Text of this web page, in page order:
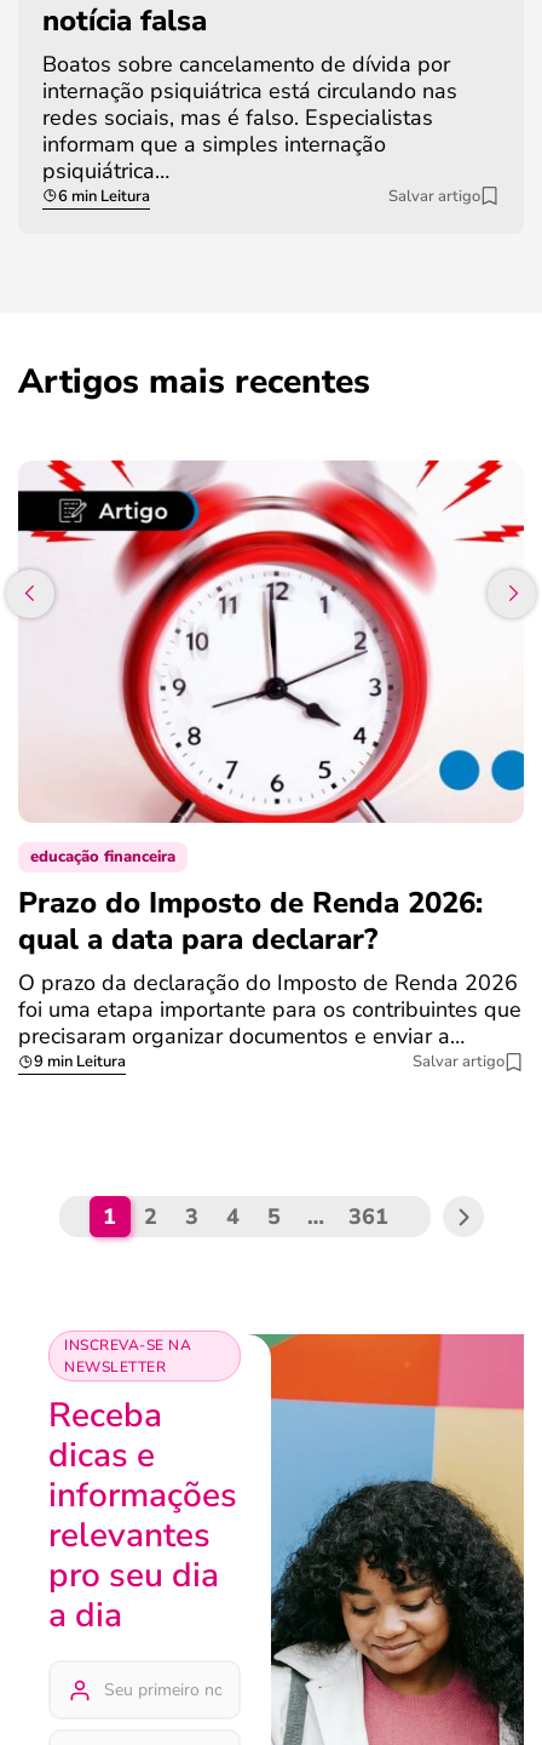
notícia falsa
Boatos sobre cancelamento de dívida por
internação psiquiátrica está circulando nas
redes sociais, mas é falso. Especialistas
informam que a simples internação
psiquiátrica…
6 min Leitura Salvar artigo
Artigos mais recentes
educação financeira
Prazo do Imposto de Renda 2026:
qual a data para declarar?
O prazo da declaração do Imposto de Renda 2026
foi uma etapa importante para os contribuintes que
precisaram organizar documentos e enviar a…
9 min Leitura Salvar artigo
1 2 3 4 5 … 361
INSCREVA-SE NA
NEWSLETTER
Receba
dicas e
informações
relevantes
pro seu dia
a dia